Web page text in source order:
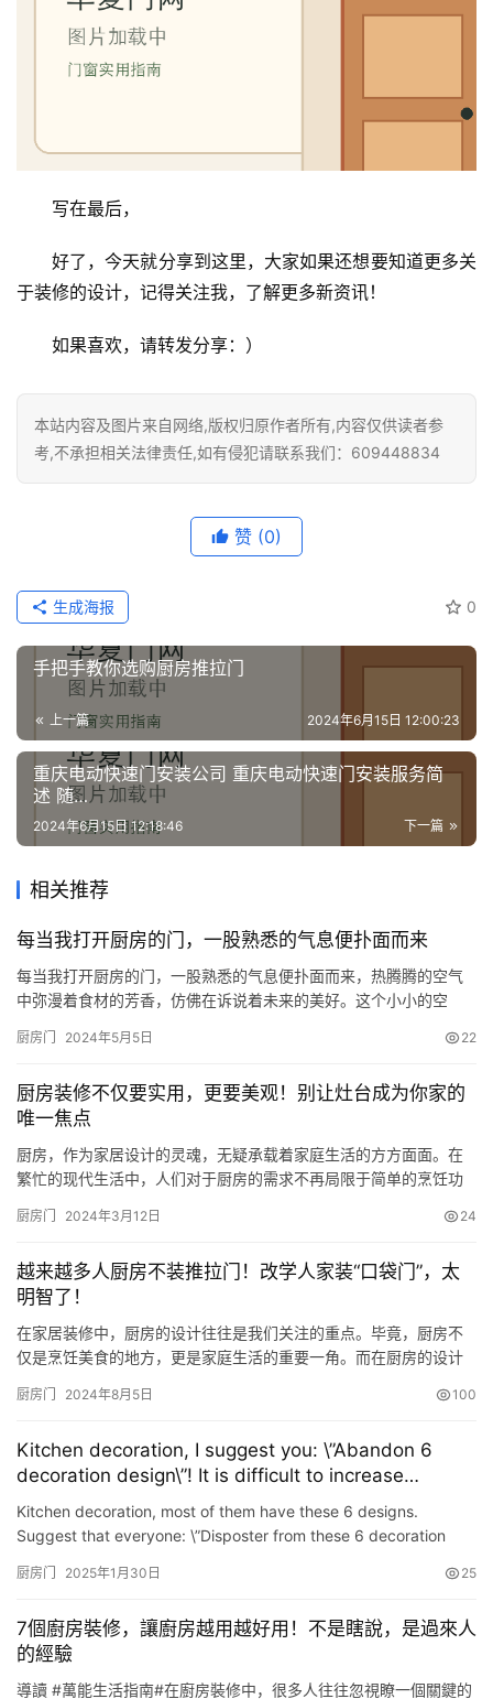
修
讯
我
们
写在最后，
好了，今天就分享到这里，大家如果还想要知道更多关
于装修的设计，记得关注我，了解更多新资讯！
如果喜欢，请转发分享：）
本站内容及图片来自网络,版权归原作者所有,内容仅供读者参
考,不承担相关法律责任,如有侵犯请联系我们：609448834
赞 (0)
0
生成海报
手把手教你选购厨房推拉门
上一篇 2024年6月15日 12:00:23
重庆电动快速门安装公司 重庆电动快速门安装服务简
述 随…
下一篇
2024年6月15日 12:18:46
相关推荐
每当我打开厨房的门，一股熟悉的气息便扑面而来
每当我打开厨房的门，一股熟悉的气息便扑面而来，热腾腾的空气
中弥漫着食材的芳香，仿佛在诉说着未来的美好。这个小小的空
弄着各色食材，锅碗瓢盆在手中舞动，仿佛自成乐章。今天的菜谱
悉，也禁不住在心头掀起一丝丝的期待和兴奋。 我细细品味着每一
种调料，每一…
厨房门 2024年5月5日 22
厨房装修不仅要实用，更要美观！别让灶台成为你家的
唯一焦点
厨房，作为家居设计的灵魂，无疑承载着家庭生活的方方面面。在
繁忙的现代生活中，人们对于厨房的需求不再局限于简单的烹饪功
厨房设计的重要性，并从布局、橱柜选择、空间规划等方面展开独
的厨房布局可能仅注重功能性，而忽视了空间的合理运用。我们需
要打破这种…
厨房门 2024年3月12日 24
越来越多人厨房不装推拉门！改学人家装“口袋门”，太
明智了！
在家居装修中，厨房的设计往往是我们关注的重点。毕竟，厨房不
仅是烹饪美食的地方，更是家庭生活的重要一角。而在厨房的设计
适的厨房门，既能节省空间，又能保持厨房的实用性和美观性，成
渐兴起，让越来越多的人开始摒弃传统的推拉门，转而选择这种更
加明智…
厨房门 2024年8月5日 100
Kitchen decoration, I suggest you: \”Abandon 6
decoration design\”! It is difficult to increase
housework
Kitchen decoration, most of them have these 6 designs.
Suggest that everyone: \”Disposter from these 6 decoration
厨房门 2025年1月30日 25
7個廚房裝修，讓廚房越用越好用！不是瞎說，是過來人
的經驗
導讀 #萬能生活指南#​在廚房裝修中，很多人往往忽視瞭一個關鍵的